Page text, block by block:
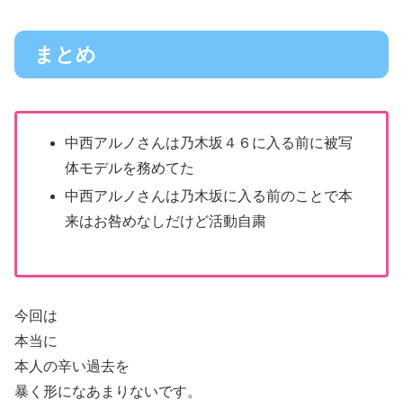
まとめ
中西アルノさんは乃木坂４６に入る前に被写
体モデルを務めてた
中西アルノさんは乃木坂に入る前のことで本
来はお咎めなしだけど活動自粛
今回は
本当に
本人の辛い過去を
暴く形になあまりないです。